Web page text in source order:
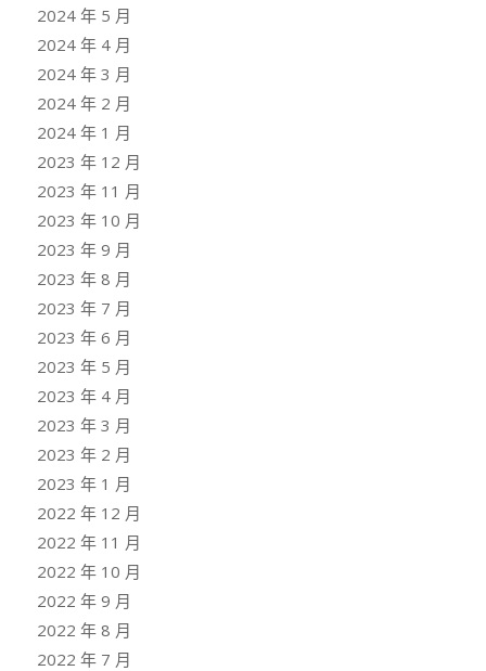
2024 年 5 月
2024 年 4 月
2024 年 3 月
2024 年 2 月
2024 年 1 月
2023 年 12 月
2023 年 11 月
2023 年 10 月
2023 年 9 月
2023 年 8 月
2023 年 7 月
2023 年 6 月
2023 年 5 月
2023 年 4 月
2023 年 3 月
2023 年 2 月
2023 年 1 月
2022 年 12 月
2022 年 11 月
2022 年 10 月
2022 年 9 月
2022 年 8 月
2022 年 7 月